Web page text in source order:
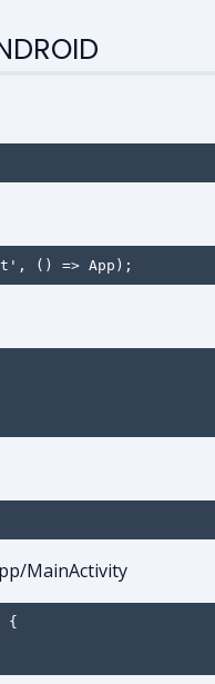
() => App);
MainActivity
{